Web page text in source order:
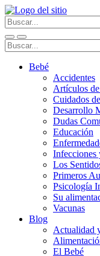
Bebé
Accidentes
Artículos
Cuidados
Desarrollo
Dudas
Educación
Infecciones
Los
Primeros
Psicología
Su
Vacunas
Blog
Actualidad
El Bebé